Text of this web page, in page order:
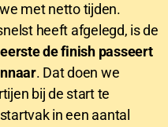
met netto tijden.
heeft afgelegd, is de
de finish passeert
. Dat doen we
bij de start te
in een aantal